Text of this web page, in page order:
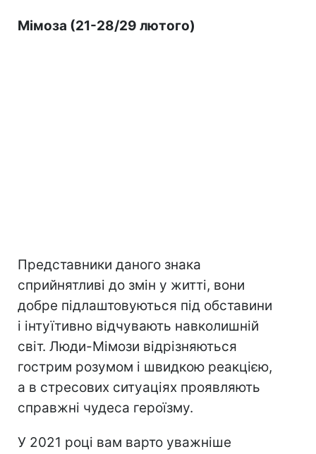
Мімоза (21-28/29 лютого)
Представники даного знака
сприйнятливі до змін у житті, вони
добре підлаштовуються під обставини
і інтуїтивно відчувають навколишній
світ. Люди-Мімози відрізняються
гострим розумом і швидкою реакцією,
а в стресових ситуаціях проявляють
справжні чудеса героїзму.
У 2021 році вам варто уважніше